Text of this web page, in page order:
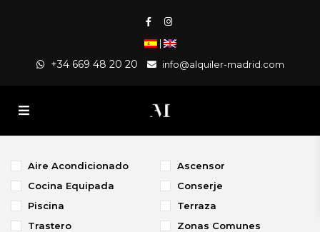
|
+34 669 48 20 20 info@alquiler-madrid.com
Aire Acondicionado
Ascensor
Cocina Equipada
Conserje
Piscina
Terraza
Trastero
Zonas Comunes